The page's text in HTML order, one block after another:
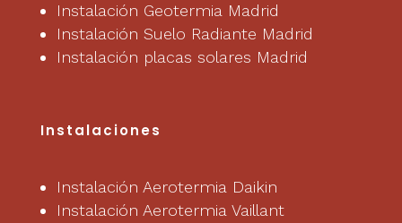
Instalación Geotermia Madrid
Instalación Suelo Radiante Madrid
Instalación placas solares Madrid
Instalaciones
Instalación Aerotermia Daikin
Instalación Aerotermia Vaillant